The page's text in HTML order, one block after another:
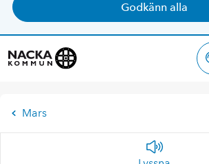
Godkänn alla
Mars